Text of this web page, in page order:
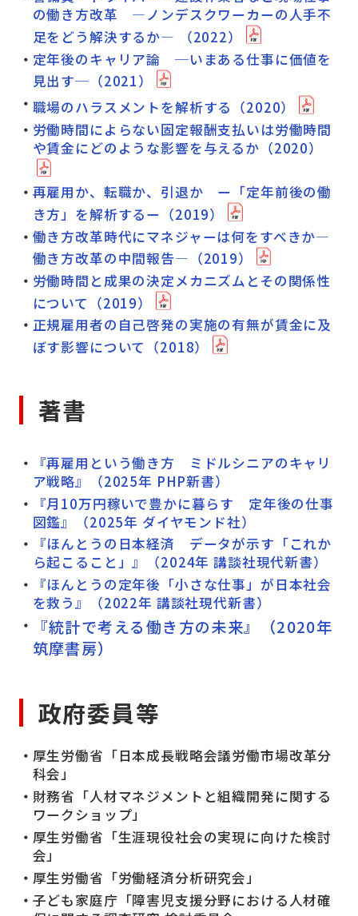
の働き方改革 ―ノンデスクワーカーの人手不
足をどう解決するか― （2022）
定年後のキャリア論 ─いまある仕事に価値を
見出す─（2021）
職場のハラスメントを解析する（2020）
労働時間によらない固定報酬支払いは労働時間
や賃金にどのような影響を与えるか（2020）
再雇用か、転職か、引退か ー「定年前後の働
き方」を解析するー（2019）
働き方改革時代にマネジャーは何をすべきか―
働き方改革の中間報告―（2019）
労働時間と成果の決定メカニズムとその関係性
について（2019）
正規雇用者の自己啓発の実施の有無が賃金に及
ぼす影響について（2018）
著書
『再雇用という働き方 ミドルシニアのキャリ
ア戦略』（2025年 PHP新書）
『月10万円稼いで豊かに暮らす 定年後の仕事
図鑑』（2025年 ダイヤモンド社）
『ほんとうの日本経済 データが示す「これか
ら起こること」』（2024年 講談社現代新書）
『ほんとうの定年後「小さな仕事」が日本社会
を救う』（2022年 講談社現代新書）
『統計で考える働き方の未来』（2020年
筑摩書房）
政府委員等
厚生労働省「日本成長戦略会議労働市場改革分
科会」
財務省「人材マネジメントと組織開発に関する
ワークショップ」
厚生労働省「生涯現役社会の実現に向けた検討
会」
厚生労働省「労働経済分析研究会」
子ども家庭庁「障害児支援分野における人材確